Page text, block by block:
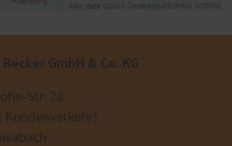
GmbH & Co. KG
Str. 22
Kundenverkehr)